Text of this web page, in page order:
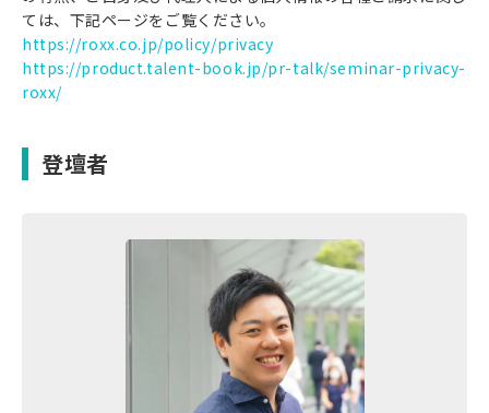
ては、下記ページをご覧ください。
https://roxx.co.jp/policy/privacy
https://product.talent-book.jp/pr-talk/seminar-privacy-
roxx/
登壇者